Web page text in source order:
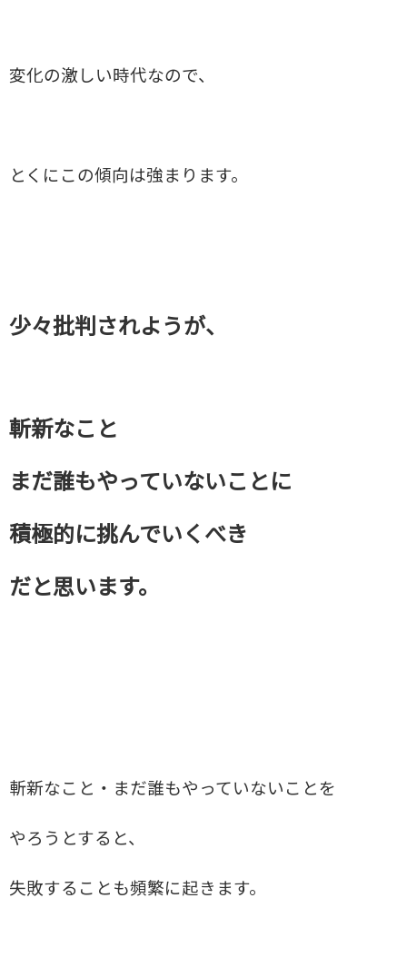
変化の激しい時代なので、
とくにこの傾向は強まります。
少々批判されようが、
斬新なこと
まだ誰もやっていないことに
積極的に挑んでいくべき
だと思います。
斬新なこと・まだ誰もやっていないことを
やろうとすると、
失敗することも頻繁に起きます。